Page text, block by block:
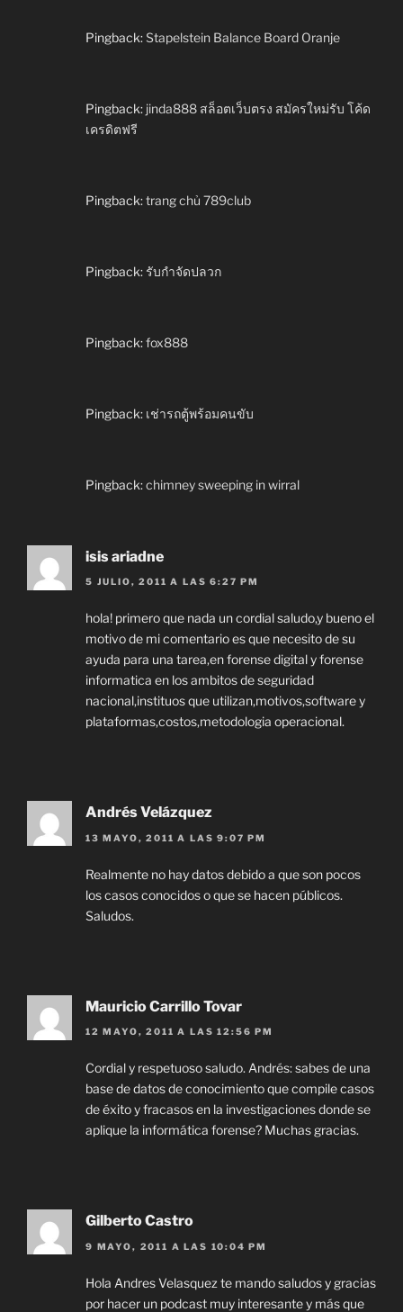
Pingback:Stapelstein Balance Board Oranje
Pingback: jinda888 สล็อตเว็บตรง สมัครใหม่รับ โค้ด
เครดิตฟรี
Pingback:trang chủ 789club
Pingback: รับกำจัดปลวก
Pingback:fox888
Pingback: เช่ารถตู้พร้อมคนขับ
Pingback:chimney sweeping in wirral
isis ariadne
5 JULIO, 2011 A LAS 6:27 PM
hola! primero que nada un cordial saludo,y bueno el
motivo de mi comentario es que necesito de su
ayuda para una tarea,en forense digital y forense
informatica en los ambitos de seguridad
nacional,instituos que utilizan,motivos,software y
plataformas,costos,metodologia operacional.
Andrés Velázquez
13 MAYO, 2011 A LAS 9:07 PM
Realmente no hay datos debido a que son pocos
los casos conocidos o que se hacen públicos.
Saludos.
Mauricio Carrillo Tovar
12 MAYO, 2011 A LAS 12:56 PM
Cordial y respetuoso saludo. Andrés: sabes de una
base de datos de conocimiento que compile casos
de éxito y fracasos en la investigaciones donde se
aplique la informática forense? Muchas gracias.
Gilberto Castro
9 MAYO, 2011 A LAS 10:04 PM
Hola Andres Velasquez te mando saludos y gracias
por hacer un podcast muy interesante y más que